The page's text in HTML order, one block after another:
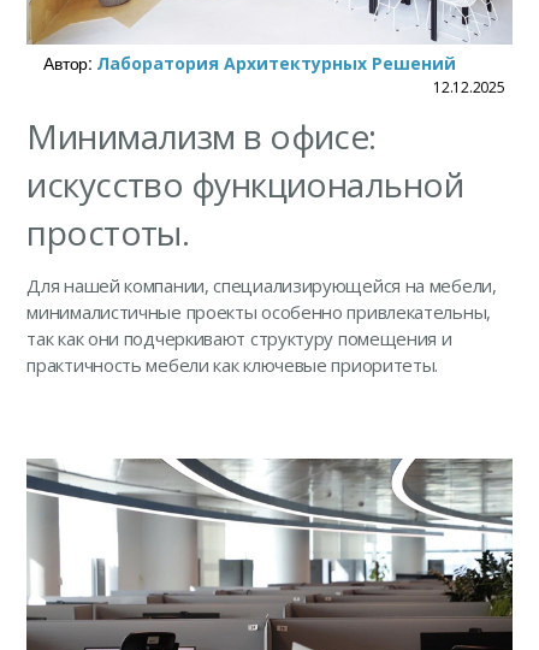
Автор: Лаборатория Архитектурных Решений
12.12.2025
Минимализм в офисе:
искусство функциональной
простоты.
Для нашей компании, специализирующейся на мебели,
минималистичные проекты особенно привлекательны,
так как они подчеркивают структуру помещения и
практичность мебели как ключевые приоритеты.